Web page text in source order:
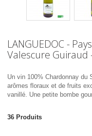
LANGUEDOC -
Valescure Guiraud
Un vin 100% Chardonnay du
arômes floraux et de fruits
vanillé. Une petite bombe
36 Produits